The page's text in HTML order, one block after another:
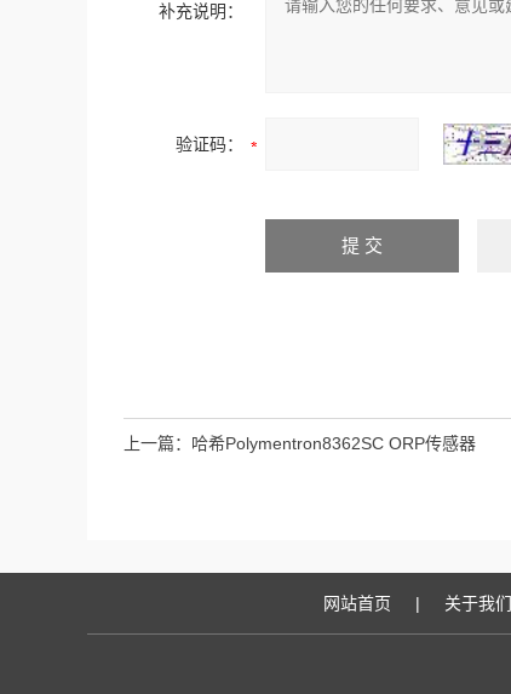
补充说明：
验证码：
上一篇： 哈希Polymentron8362SC ORP传感器
网站首页 | 关于我们